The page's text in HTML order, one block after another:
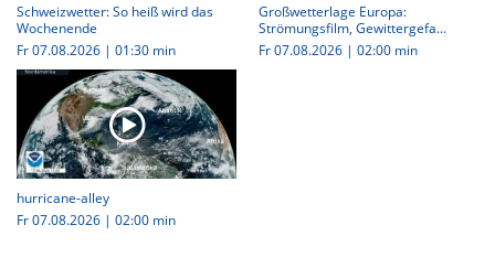
Schweizwetter: So heiß wird das
Wochenende
Fr 07.08.2026 | 01:30 min
Großwetterlage Europa:
Strömungsfilm, Gewittergefa...
Fr 07.08.2026 | 02:00 min
hurricane-alley
Fr 07.08.2026 | 02:00 min